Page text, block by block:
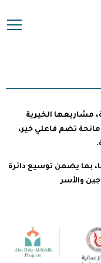
مشاريعها الخيرية
تضم فاعلي خير،
بما يضمن توسيع دائرة
والأسر